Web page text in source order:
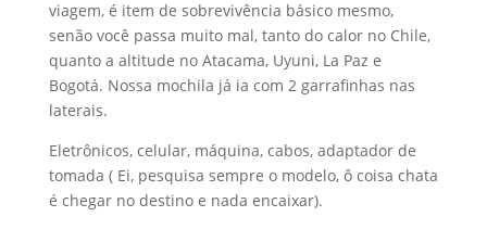
viagem, é item de sobrevivência básico mesmo,
senão você passa muito mal, tanto do calor no Chile,
quanto a altitude no Atacama, Uyuni, La Paz e
Bogotá. Nossa mochila já ia com 2 garrafinhas nas
laterais.
Eletrônicos, celular, máquina, cabos, adaptador de
tomada ( Ei, pesquisa sempre o modelo, ô coisa chata
é chegar no destino e nada encaixar).